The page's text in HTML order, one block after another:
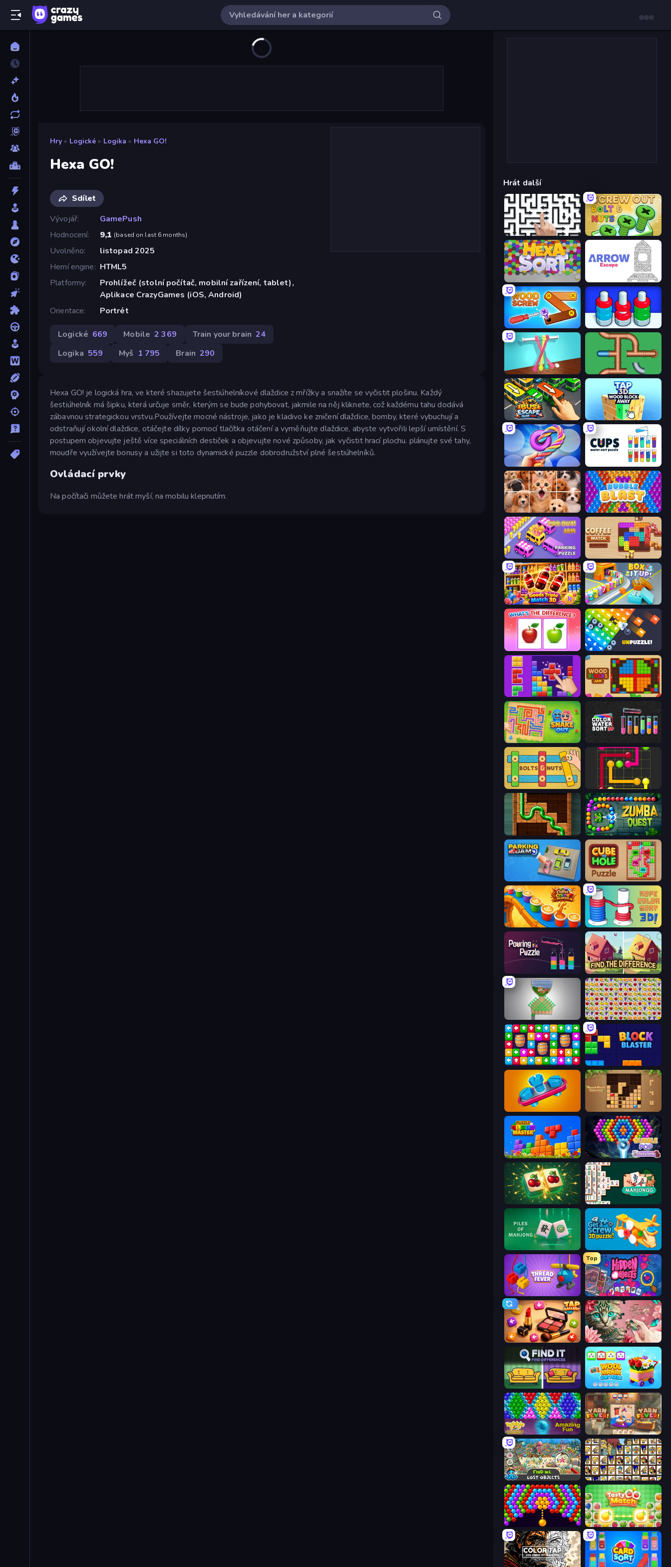
Hry » Logické » Logika » Hexa GO!
Hexa GO!
Sdílet
Vývojář
GamePush
Hodnocení
9,1 (based on last 6 months)
Uvolněno
listopad 2025
Herní engine
HTML5
Platformy
Prohlížeč (stolní počítač, mobilní zařízení, tablet),
Aplikace CrazyGames (iOS, Android)
Orientace
Portrét
Logické 669 Mobile 2 369 Train your brain 24
Logika 559 Myš 1 795 Brain 290
Hexa GO! je logická hra, ve které shazujete šestiúhelníkové dlaždice z mřížky a snažíte se vyčistit plošinu. Každý
šestiúhelník má šipku, která určuje směr, kterým se bude pohybovat, jakmile na něj kliknete, což každému tahu dodává
zábavnou strategickou vrstvu.Používejte mocné nástroje, jako je kladivo ke zničení dlaždice, bomby, které vybuchují a
odstraňují okolní dlaždice, otáčejte dílky pomocí tlačítka otáčení a vyměňujte dlaždice, abyste vytvořili lepší umístění. S
postupem objevujte ještě více speciálních destiček a objevujte nové způsoby, jak vyčistit hrací plochu. plánujte své tahy,
moudře využívejte bonusy a užijte si toto dynamické puzzle dobrodružství plné šestiúhelníků.
Ovládací prvky
Na počítači můžete hrát myší, na mobilu klepnutím.
Hrát další
Arrow Escape: Puzzle Screw Out: Bolts and Nuts
Arrow Escape
Wood Screw: Bolts Puzzle
Tangle Master Plumber Pipe Out
Bus Escape: Clear Jam
Twisted Tangle Cups - Water Sort Puzzle
Jigpic Solitaire Bubble Blast
Car OUT! Jam Parking Puzzle
Goods Triple Match 3D Box It Up
What's The Difference?
BlockBuster Puzzle Wood Blocks Jam
Snake Out: Maze Escape
Bolts and Nuts Flow Mania
Pipe Puzzle Zumba Quest
Cube to Hole Puzzle
Coffee Color Blocks Rope Color Sort 3D
Find The Difference
Pull the Pin Same Game Fruit Collapse
Tap Away Story Block Blaster
Unscrew Jam 3D Wood Block Journey
Puzzle Block Master Bubble Pop Fairyland
Mahjong Puzzle: Tile Match Mahjongg Solitaire
Piles of Mahjong Get a Screw: 3D Puzzle!
Thread Fever
Top
Hidden Objects
Tap Gallery Favorite Puzzles
Find It - Find The Differences Wool Mania - Sort Puzzle 3D
Bubble Pop Legend Yarn Fever! Unravel Puzzle
Find Me: Lost Objects Tiles of the Simpsons
Bubble Story Tasty Match: Mahjong Pairs